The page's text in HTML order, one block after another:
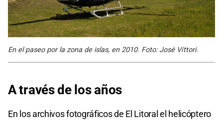
En el paseo por la zona de islas, en 2010. Foto: José Víttori.
A través de los años
En los archivos fotográficos de El Litoral el helicóptero